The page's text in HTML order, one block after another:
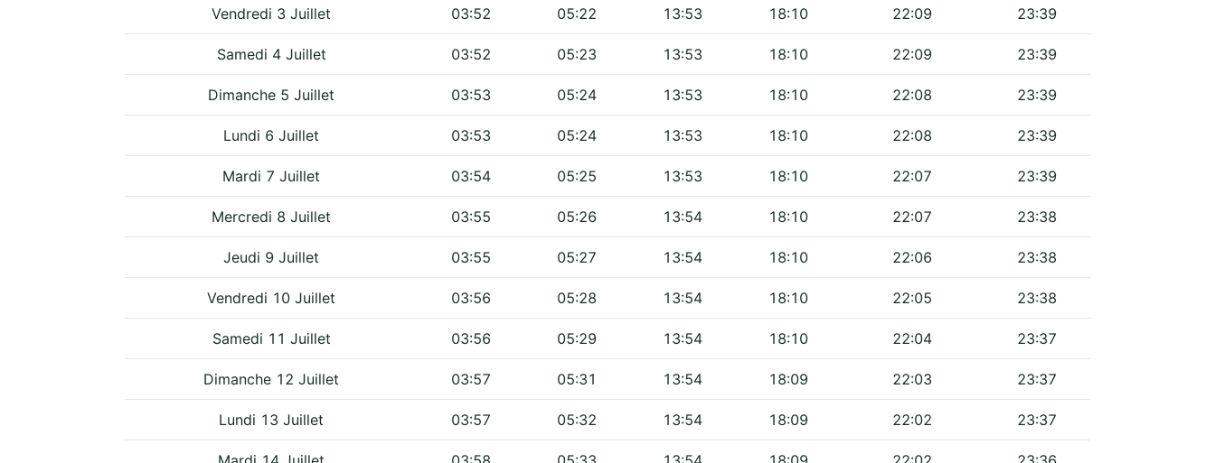
Vendredi 3 Juillet 03:52 05:22 13:53 18:10 22:09 23:39
Samedi 4 Juillet 03:52 05:23 13:53 18:10 22:09 23:39
Dimanche 5 Juillet 03:53 05:24 13:53 18:10 22:08 23:39
Lundi 6 Juillet 03:53 05:24 13:53 18:10 22:08 23:39
Mardi 7 Juillet 03:54 05:25 13:53 18:10 22:07 23:39
Mercredi 8 Juillet 03:55 05:26 13:54 18:10 22:07 23:38
Jeudi 9 Juillet 03:55 05:27 13:54 18:10 22:06 23:38
Vendredi 10 Juillet 03:56 05:28 13:54 18:10 22:05 23:38
Samedi 11 Juillet 03:56 05:29 13:54 18:10 22:04 23:37
Dimanche 12 Juillet 03:57 05:31 13:54 18:09 22:03 23:37
Lundi 13 Juillet 03:57 05:32 13:54 18:09 22:02 23:37